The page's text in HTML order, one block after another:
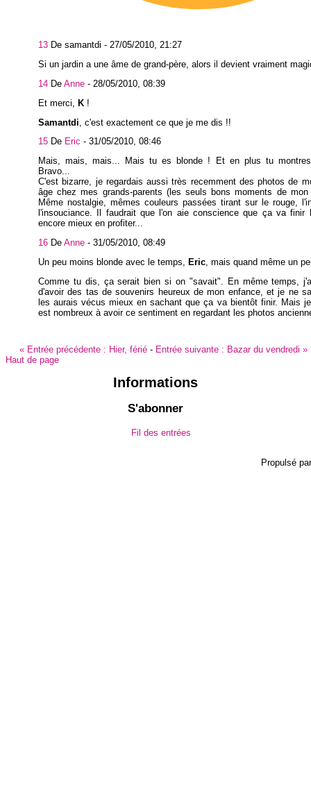
13 De samantdi - 27/05/2010, 21:27
Si un jardin a une âme de grand-père, alors il devient vraiment
14 De Anne - 28/05/2010, 08:39
Et merci,
K !
Samantdi , c'est exactement ce que je me dis !!
15 De Eric - 31/05/2010, 08:46
Mais, mais, mais... Mais tu es blonde ! Et en plus tu
Bravo...
C'est bizarre, je regardais aussi très recemment des photos de
âge chez mes grands-parents (les seuls bons moments de mon
Même nostalgie, mêmes couleurs passées tirant sur le rouge,
l'insouciance. Il faudrait que l'on aie conscience que ça va finir
encore mieux en profiter...
16 De Anne - 31/05/2010, 08:49
Un peu moins blonde avec le temps,
Eric , mais quand même un
Comme tu dis, ça serait bien si on "savait". En même temps,
d'avoir des tas de souvenirs heureux de mon enfance, et je ne
les aurais vécus mieux en sachant que ça va bientôt finir. Mais
est nombreux à avoir ce sentiment en regardant les photos
« Entrée précédente : Hier, férié - Entrée suivante : Bazar du vendredi »
Haut de page
Informations
S'abonner
Fil des entrées
Propulsé